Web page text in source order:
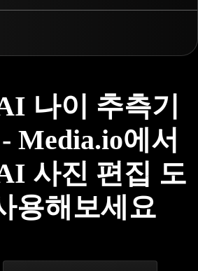
나이 추측기
Media.io에서
사진 편집 도
용해보세요